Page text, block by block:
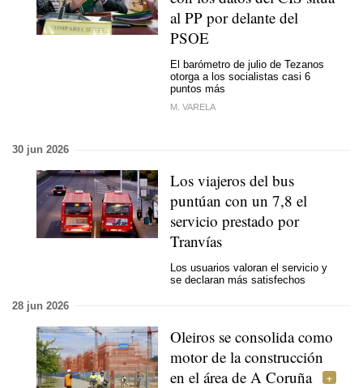
al PP por delante del
PSOE
El barómetro de julio de Tezanos
otorga a los socialistas casi 6
puntos más
M. VARELA
30 jun 2026
Los viajeros del bus
puntúan con un 7,8 el
servicio prestado por
Tranvías
Los usuarios valoran el servicio y
se declaran más satisfechos
28 jun 2026
Oleiros se consolida como
motor de la construcción
en el área de A Coruña